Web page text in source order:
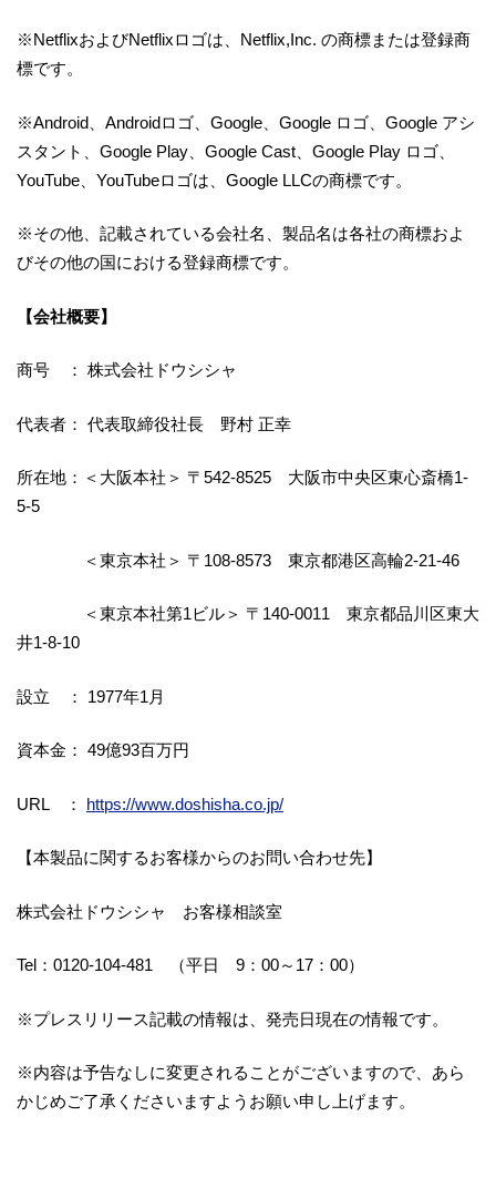
※NetflixおよびNetflixロゴは、Netflix,Inc. の商標または登録商
標です。
※Android、Androidロゴ、Google、Google ロゴ、Google アシ
スタント、Google Play、Google Cast、Google Play ロゴ、
YouTube、YouTubeロゴは、Google LLCの商標です。
※その他、記載されている会社名、製品名は各社の商標およ
びその他の国における登録商標です。
【会社概要】
商号 ： 株式会社ドウシシャ
代表者： 代表取締役社長 野村 正幸
所在地：＜大阪本社＞ 〒542-8525 大阪市中央区東心斎橋1-
5-5
＜東京本社＞ 〒108-8573 東京都港区高輪2-21-46
＜東京本社第1ビル＞ 〒140-0011 東京都品川区東大
井1-8-10
設立 ： 1977年1月
資本金： 49億93百万円
URL ： https://www.doshisha.co.jp/
【本製品に関するお客様からのお問い合わせ先】
株式会社ドウシシャ お客様相談室
Tel：0120-104-481 （平日 9：00～17：00）
※プレスリリース記載の情報は、発売日現在の情報です。
※内容は予告なしに変更されることがございますので、あら
かじめご了承くださいますようお願い申し上げます。